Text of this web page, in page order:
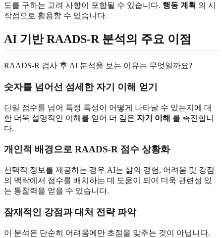
도를 구하는 고려 사항이 포함될 수 있습니다. 행동 계획 의 시
작점으로 활용할 수 있습니다.
AI 기반 RAADS-R 분석의 주요 이점
RAADS-R 검사 후 AI 분석을 보는 이유는 무엇일까요?
숫자를 넘어선 섬세한 자기 이해 얻기
단일 점수를 넘어 특정 특성이 어떻게 나타날 수 있는지에 대
한 더욱 설명적인 이해를 얻어 더 깊은 자기 이해 를 촉진합니
다.
개인적 배경으로 RAADS-R 점수 상황화
선택적 정보를 제공하는 경우 AI는 삶의 경험, 어려움 및 강점
의 맥락에서 점수를 배치하는 데 도움이 되어 더욱 관련성 있
는 통찰력을 얻을 수 있습니다.
잠재적인 강점과 대처 전략 파악
이 분석은 단순히 어려움에만 초점을 맞추는 것이 아닙니다.